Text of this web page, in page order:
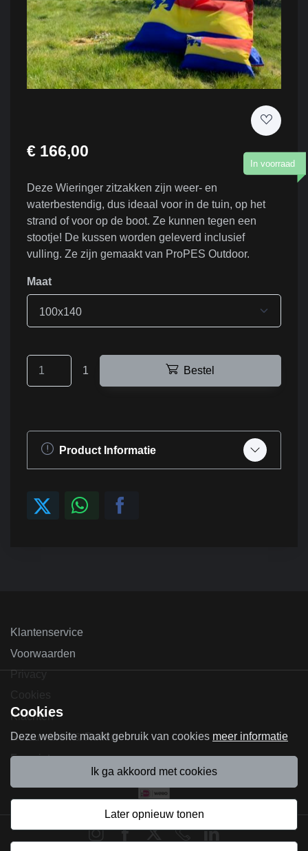
€ 166,00
In voorraad
Deze Wieringer zitzakken zijn weer- en
waterbestendig, dus ideaal voor in de tuin, op het
strand of voor op de boot. Ze kunnen tegen een
stootje! De kussen worden geleverd inclusief
vulling. Ze zijn gemaakt van ProPES Outdoor.
Maat
100x140
1 Bestel
Product Informatie
Klantenservice
Voorwaarden
Privacy
Klachten
Retourneren & Ruilen
Favorieten
Cookies
Deze website maakt gebruik van cookies meer informatie
ik ga akkoord met cookies
later opnieuw tonen